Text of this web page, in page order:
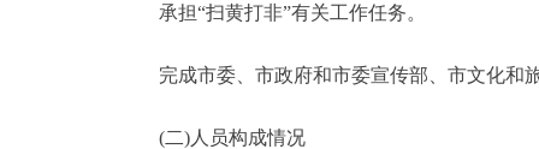
承担“扫黄打非”有关工作任务。
完成市委、市政府和市委宣传部、市文化和
(二)人员构成情况